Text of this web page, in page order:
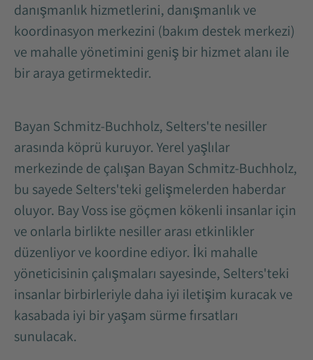
danışmanlık hizmetlerini, danışmanlık ve
koordinasyon merkezini (bakım destek merkezi)
ve mahalle yönetimini geniş bir hizmet alanı ile
bir araya getirmektedir.
Bayan Schmitz-Buchholz, Selters'te nesiller
arasında köprü kuruyor. Yerel yaşlılar
merkezinde de çalışan Bayan Schmitz-Buchholz,
bu sayede Selters'teki gelişmelerden haberdar
oluyor. Bay Voss ise göçmen kökenli insanlar için
ve onlarla birlikte nesiller arası etkinlikler
düzenliyor ve koordine ediyor. İki mahalle
yöneticisinin çalışmaları sayesinde, Selters'teki
insanlar birbirleriyle daha iyi iletişim kuracak ve
kasabada iyi bir yaşam sürme fırsatları
sunulacak.